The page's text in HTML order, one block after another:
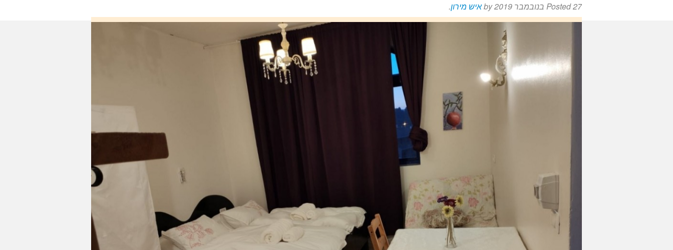
Posted27 בנובמבר 2019 by איש מירון.